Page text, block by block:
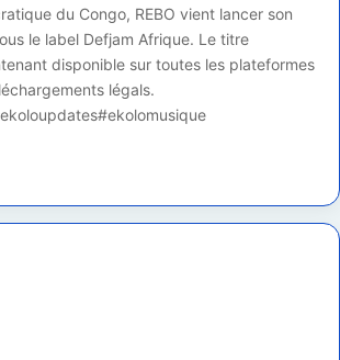
du Congo, REBO vient lancer son
le label Defjam Afrique. Le titre
disponible sur toutes les plateformes
légals.